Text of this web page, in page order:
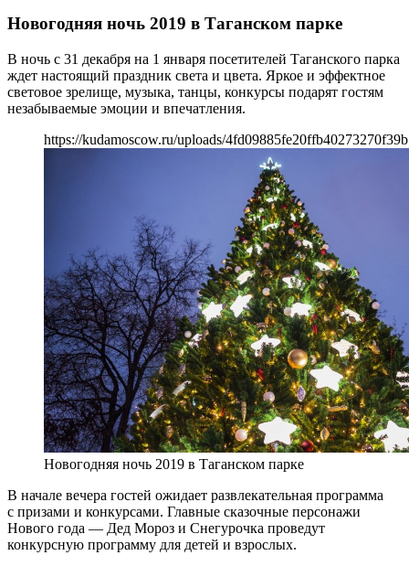
Новогодняя ночь 2019 в Таганском парке
В ночь с 31 декабря на 1 января посетителей Таганского парка
ждет настоящий праздник света и цвета. Яркое и эффектное
световое зрелище, музыка, танцы, конкурсы подарят гостям
незабываемые эмоции и впечатления.
https://kudamoscow.ru/uploads/
Новогодняя ночь 2019 в Таганском парке
В начале вечера гостей ожидает развлекательная программа
с призами и конкурсами. Главные сказочные персонажи
Нового года — Дед Мороз и Снегурочка проведут
конкурсную программу для детей и взрослых.